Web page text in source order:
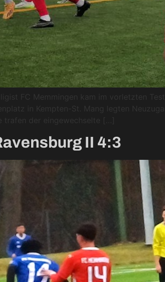
FC Memmingen kam im vorletzten
in Kempten-St. Mang legten
trafen der eingewechselte […]
II 4:3